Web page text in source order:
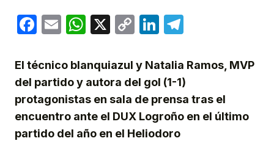
Facebook
EmailWhatsApp
X
CopyLinkedIn
El técnico blanquiazul y Natalia Ramos, MVP
del partido y autora del gol (1-1)
protagonistas en sala de prensa tras el
encuentro ante el DUX Logroño en el último
partido del año en el Heliodoro